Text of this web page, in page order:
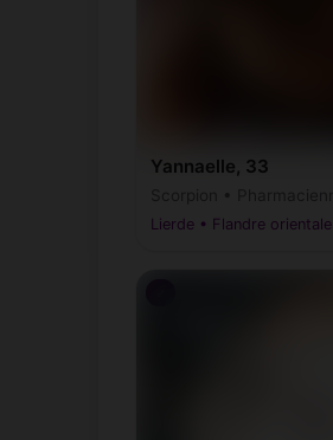
Yannaelle, 33
Lierde • Flandre orientale